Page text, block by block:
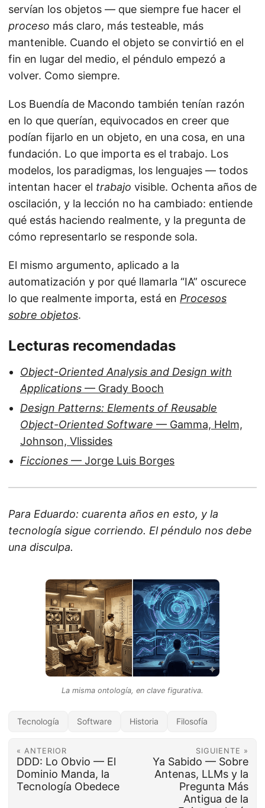
servían los objetos — que siempre fue hacer el
proceso más claro, más testeable, más
mantenible. Cuando el objeto se convirtió en el
fin en lugar del medio, el péndulo empezó a
volver. Como siempre.
Los Buendía de Macondo también tenían razón
en lo que querían, equivocados en creer que
podían fijarlo en un objeto, en una cosa, en una
fundación. Lo que importa es el trabajo. Los
modelos, los paradigmas, los lenguajes — todos
intentan hacer el trabajo visible. Ochenta años de
oscilación, y la lección no ha cambiado: entiende
qué estás haciendo realmente, y la pregunta de
cómo representarlo se responde sola.
El mismo argumento, aplicado a la
automatización y por qué llamarla “IA” oscurece
lo que realmente importa, está en Procesos
sobre objetos.
Lecturas recomendadas
Object-Oriented Analysis and Design with
Applications — Grady Booch
Design Patterns: Elements of Reusable
Object-Oriented Software — Gamma, Helm,
Johnson, Vlissides
Ficciones — Jorge Luis Borges
Para Eduardo: cuarenta años en esto, y la
tecnología sigue corriendo. El péndulo nos debe
una disculpa.
La misma ontología, en clave figurativa.
Tecnología Software Historia Filosofía
« ANTERIOR
DDD: Lo Obvio — El
Dominio Manda, la
Tecnología Obedece
SIGUIENTE »
Ya Sabido — Sobre
Antenas, LLMs y la
Pregunta Más
Antigua de la